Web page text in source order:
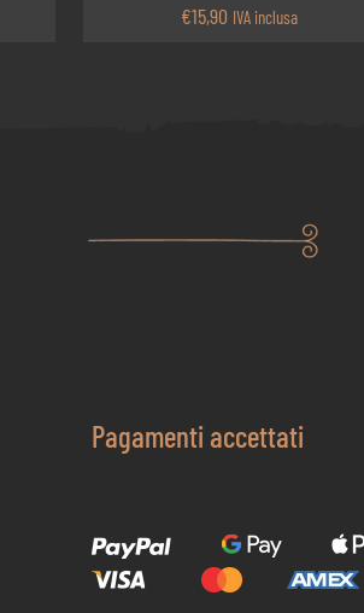
€15,90 IVA inclusa
Pagamenti accettati